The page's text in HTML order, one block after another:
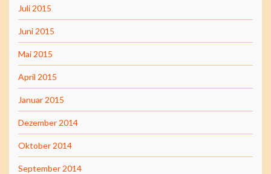
Juli 2015
Juni 2015
Mai 2015
April 2015
Januar 2015
Dezember 2014
Oktober 2014
September 2014